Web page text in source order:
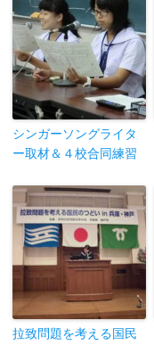
シンガーソングライタ
ー取材＆４校合同練習
拉致問題を考える国民